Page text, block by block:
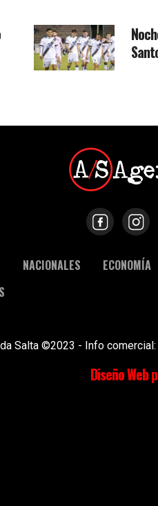
NACIONALES ECONOMÍA
Salta ©2023 - Info
Diseño Web